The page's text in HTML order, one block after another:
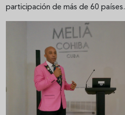
participación de más de 60 países.